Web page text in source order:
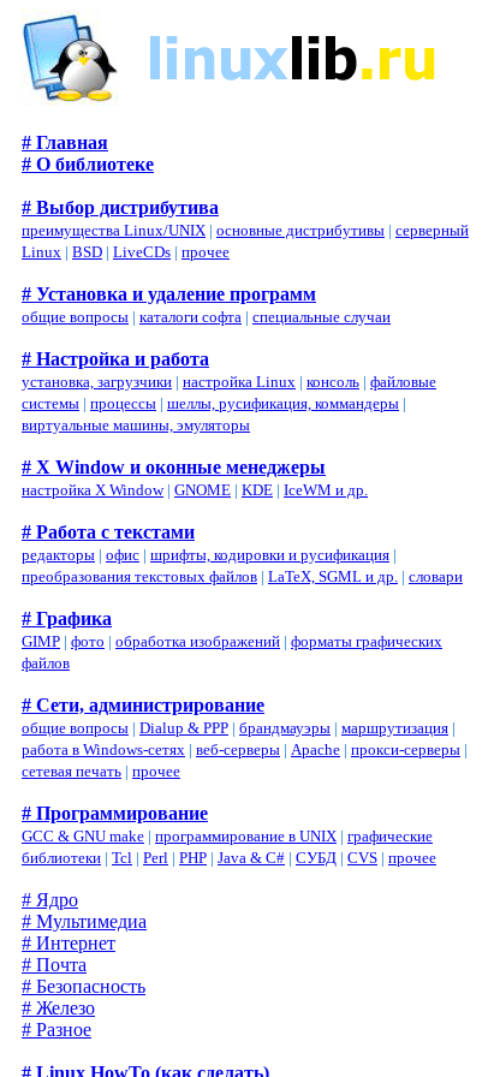
# Главная
# О библиотеке
# Выбор дистрибутива
преимущества Linux/UNIX | основные дистрибутивы | серверный
Linux | BSD | LiveCDs | прочее
# Установка и удаление программ
общие вопросы | каталоги софта | специальные случаи
# Настройка и работа
установка, загрузчики | настройка Linux | консоль | файловые
системы | процессы | шеллы, русификация, коммандеры |
виртуальные машины, эмуляторы
# X Window и оконные менеджеры
настройка X Window| GNOME | KDE | IceWM и др.
# Работа с текстами
редакторы | офис | шрифты, кодировки и русификация |
преобразования текстовых файлов | LaTeX, SGML и др. | словари
# Графика
GIMP | фото | обработка изображений | форматы графических
файлов
# Сети, администрирование
общие вопросы | Dialup & PPP | брандмауэры | маршрутизация |
работа в Windows-сетях | веб-серверы | Apache | прокси-серверы |
сетевая печать | прочее
# Программирование
GCC & GNU make | программирование в UNIX | графические
библиотеки | Tcl | Perl | PHP | Java & C# | СУБД | CVS | прочее
# Ядро
# Мультимедиа
# Интернет
# Почта
# Безопасность
# Железо
# Разное
# Linux HowTo (как сделать)